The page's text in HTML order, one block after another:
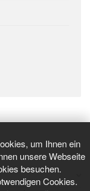
um Ihnen ein
unsere Webseite
besuchen.
Cookies.